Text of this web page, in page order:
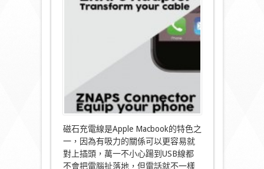
電
再
落〉
中
磁石充電線是Apple Macbook的特色之
一，因為有吸力的關係可以更容易就
對上插頭，萬一不小心踼到USB線都
不會把電腦扯落地，但電話就不一樣